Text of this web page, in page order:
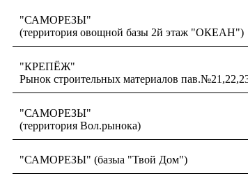
"САМОРЕЗЫ"
(территория овощной базы 2й этаж "ОКЕАН")
"КРЕПЁЖ"
Рынок строительных материалов
"САМОРЕЗЫ"
(территория Вол.рынока)
"САМОРЕЗЫ" (базыа "Твой Дом")